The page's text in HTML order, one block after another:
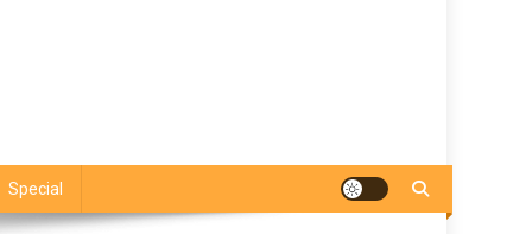
Special